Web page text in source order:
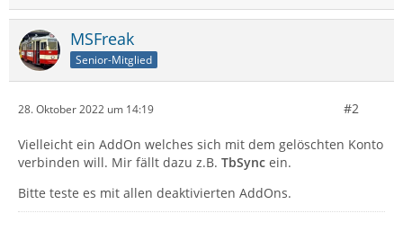
MSFreak
Senior-Mitglied
28. Oktober 2022 um 14:19 #2
Vielleicht ein AddOn welches sich mit dem gelöschten Konto
verbinden will. Mir fällt dazu z.B. TbSync ein.
Bitte teste es mit allen deaktivierten AddOns.